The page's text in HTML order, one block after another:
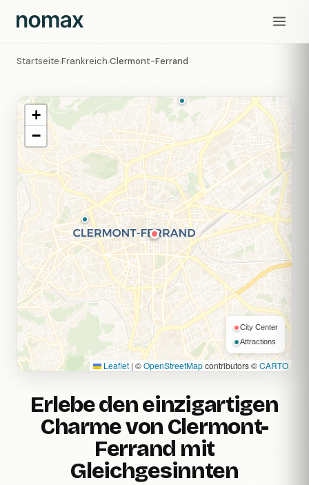
Startseite›Frankreich›Clermont-Ferrand
Erlebe den einzigartigen
Charme von Clermont-
Ferrand mit
Gleichgesinnten
+
−
City Center
Attractions
Leaflet | ©OpenStreetMapcontributors ©CARTO